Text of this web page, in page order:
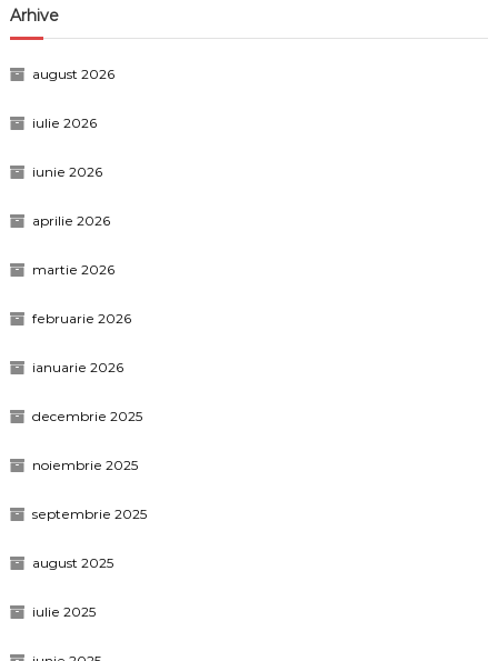
Arhive
august 2026
iulie 2026
iunie 2026
aprilie 2026
martie 2026
februarie 2026
ianuarie 2026
decembrie 2025
noiembrie 2025
septembrie 2025
august 2025
iulie 2025